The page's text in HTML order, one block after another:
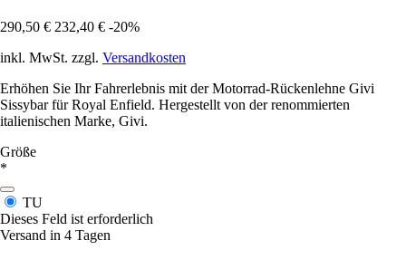
290,50 € 232,40 € -20%
inkl. MwSt. zzgl. Versandkosten
Erhöhen Sie Ihr Fahrerlebnis mit der Motorrad-Rückenlehne Givi
Sissybar für Royal Enfield. Hergestellt von der renommierten
italienischen Marke, Givi.
Größe
*
TU
Dieses Feld ist erforderlich
Versand in 4 Tagen